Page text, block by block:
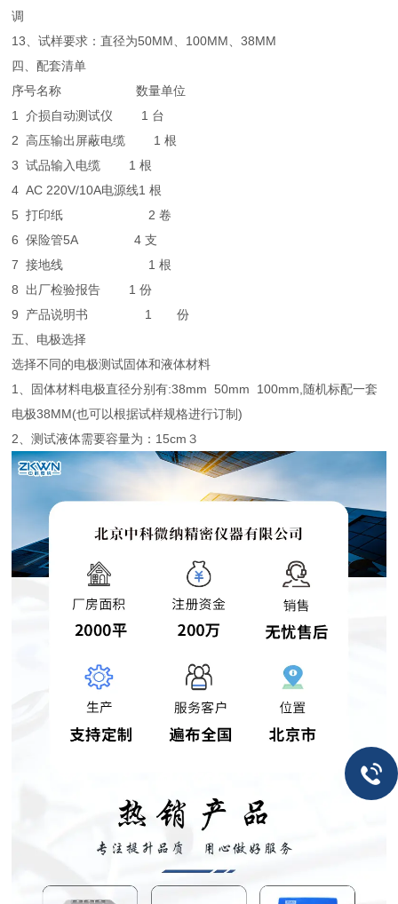
调
13、试样要求：直径为50MM、100MM、38MM
四、配套清单
序号名称 数量单位
1 介损自动测试仪 1 台
2 高压输出屏蔽电缆 1 根
3 试品输入电缆 1 根
4 AC 220V/10A电源线1 根
5 打印纸 2 卷
6 保险管5A4 支
7 接地线 1 根
8
出厂检验报告 1 份
9
产品说明书 1 份
五、电极选择
选择不同的电极测试固体和液体材料
1、固体材料电极直径分别有:38mm 50mm 100mm,随机标配一套
电极38MM(也可以根据试样规格进行订制)
2、测试液体需要容量为：15cm３